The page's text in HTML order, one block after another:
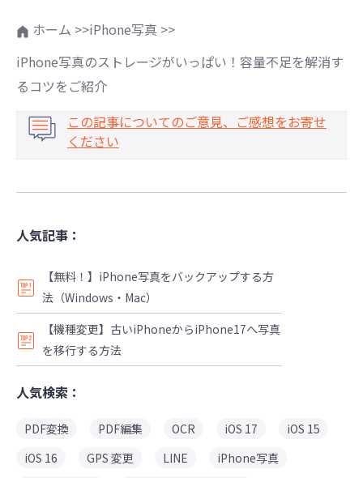
ホーム >>iPhone写真 >>
iPhone写真のストレージがいっぱい！容量不足を解消す
るコツをご紹介
この記事についてのご意見、ご感想をお寄せ
ください
人気記事：
【無料！】iPhone写真をバックアップする方
法（Windows・Mac）
【機種変更】古いiPhoneからiPhone17へ写真
を移行する方法
人気検索：
PDF変換 PDF編集 OCR iOS 17
iOS 15
iOS 16
GPS 変更 LINE iPhone写真